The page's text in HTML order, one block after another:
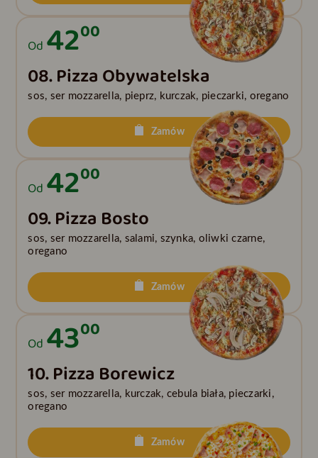
Od 4200
08. Pizza Obywatelska
sos, ser mozzarella, pieprz, kurczak, pieczarki, oregano
Zamów
Od 4200
09. Pizza Bosto
sos, ser mozzarella, salami, szynka, oliwki czarne,
oregano
Zamów
Od 4300
10. Pizza Borewicz
sos, ser mozzarella, kurczak, cebula biała, pieczarki,
oregano
Zamów